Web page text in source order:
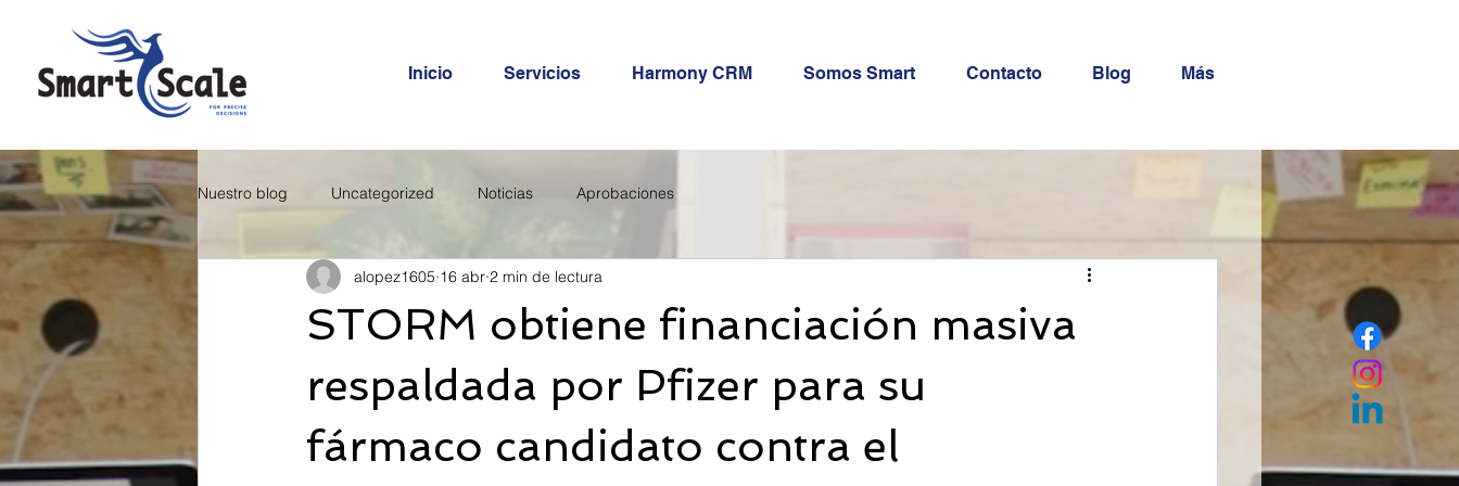
Inicio Servicios Harmony CRM Somos Smart Contacto Blog Más
Nuestro blog Uncategorized Noticias Aprobaciones
STORM obtiene financiación masiva
respaldada por Pfizer para su
fármaco candidato contra el
alopez1605 16 abr 2 min de lectura